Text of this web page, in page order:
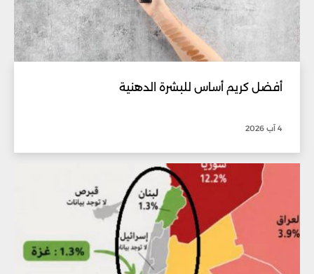
أفضل كريم أساس للبشرة الدهنية
4 آب 2026